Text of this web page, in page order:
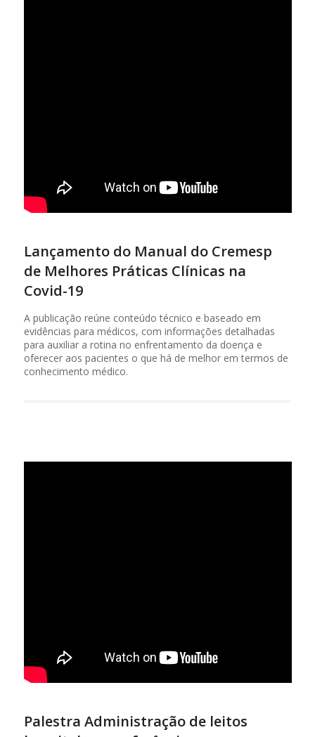
Lançamento do Manual do Cremesp
de Melhores Práticas Clínicas na
Covid-19
A publicação reúne conteúdo técnico e baseado em
evidências para médicos, com informações detalhadas
para auxiliar a rotina no enfrentamento da doença e
oferecer aos pacientes o que há de melhor em termos de
conhecimento médico.
Palestra Administração de leitos